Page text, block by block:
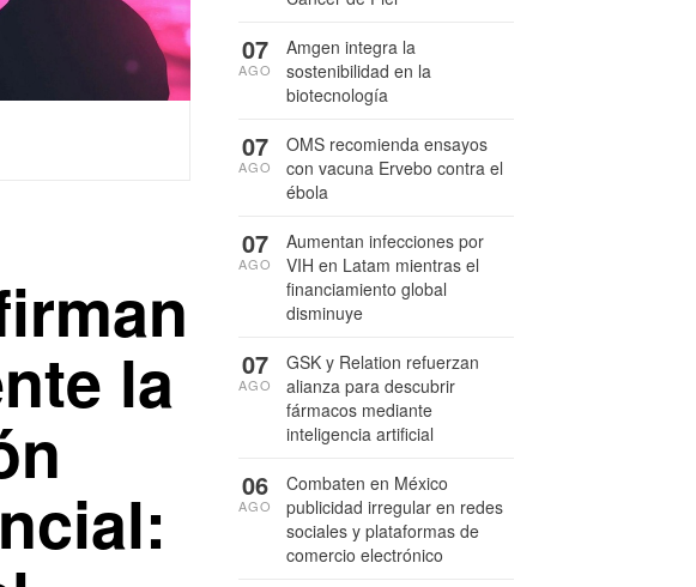
la
Amgen integra la
sostenibilidad en la
biotecnología
07
AGO
OMS recomienda ensayos
con vacuna Ervebo contra el
ébola
07
AGO
Aumentan infecciones por
VIH en Latam mientras el
financiamiento global
disminuye
07
AGO
GSK y Relation refuerzan
alianza para descubrir
fármacos mediante
inteligencia artificial
07
AGO
Combaten en México
publicidad irregular en redes
sociales y plataformas de
comercio electrónico
06
AGO